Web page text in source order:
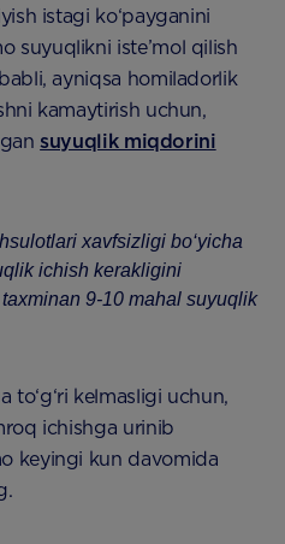
istagi ko‘payganini
suyuqlikni iste’mol qilish
ayniqsa homiladorlik
kamaytirish uchun,
suyuqlik miqdorini
xavfsizligi bo‘yicha
ichish kerakligini
9-10 mahal suyuqlik
to‘g‘ri kelmasligi uchun,
ichishga urinib
keyingi kun davomida